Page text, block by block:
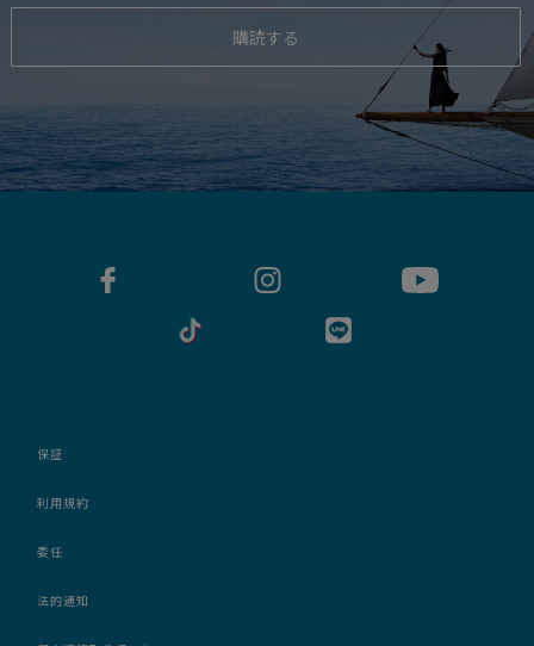
購読する
保証
利用規約
委任
法的通知